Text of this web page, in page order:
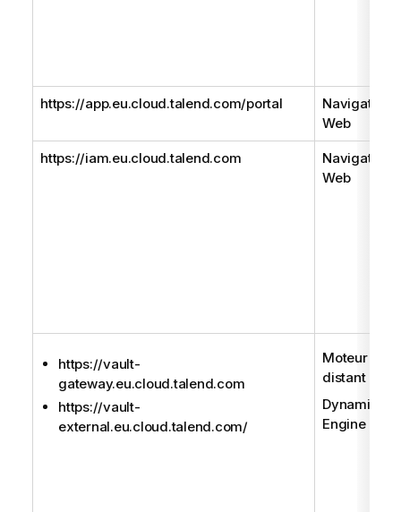
https://app.eu.cloud.talend.com/portal
Navigateur
Web
https://iam.eu.cloud.talend.com
Navigateur
Web
https://vault-
gateway.eu.cloud.talend.com
https://vault-
external.eu.cloud.talend.com/
Moteur
distant
Dynamic
Engine